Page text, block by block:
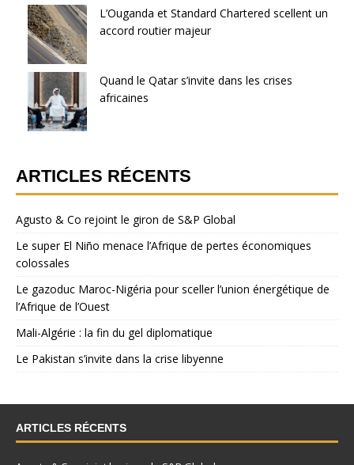
L’Ouganda et Standard Chartered scellent un
accord routier majeur
Quand le Qatar s’invite dans les crises
africaines
ARTICLES RÉCENTS
Agusto & Co rejoint le giron de S&P Global
Le super El Niño menace l’Afrique de pertes économiques
colossales
Le gazoduc Maroc-Nigéria pour sceller l’union énergétique de
l’Afrique de l’Ouest
Mali-Algérie : la fin du gel diplomatique
Le Pakistan s’invite dans la crise libyenne
ARTICLES RÉCENTS